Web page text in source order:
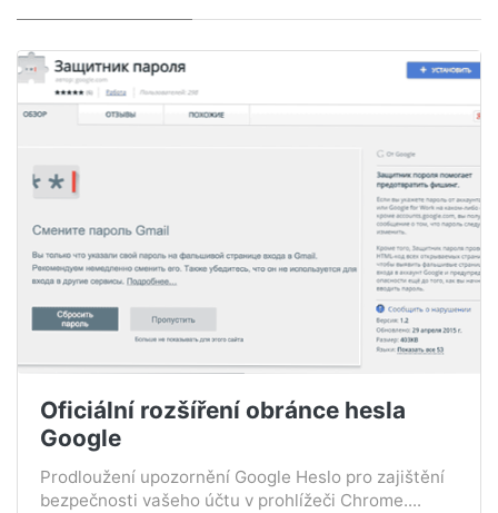
Oficiální rozšíření obránce hesla
Google
Prodloužení upozornění Google Heslo pro zajištění
bezpečnosti vašeho účtu v prohlížeči Chrome....